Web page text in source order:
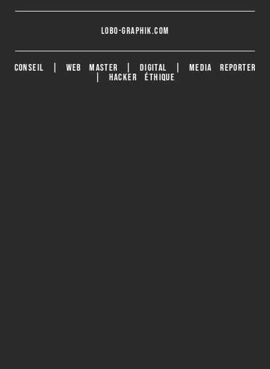
lobo-graphik.com
CONSEIL | WEB MASTER | DIGITAL | MEDIA REPORTER
| HACKER ÉTHIQUE